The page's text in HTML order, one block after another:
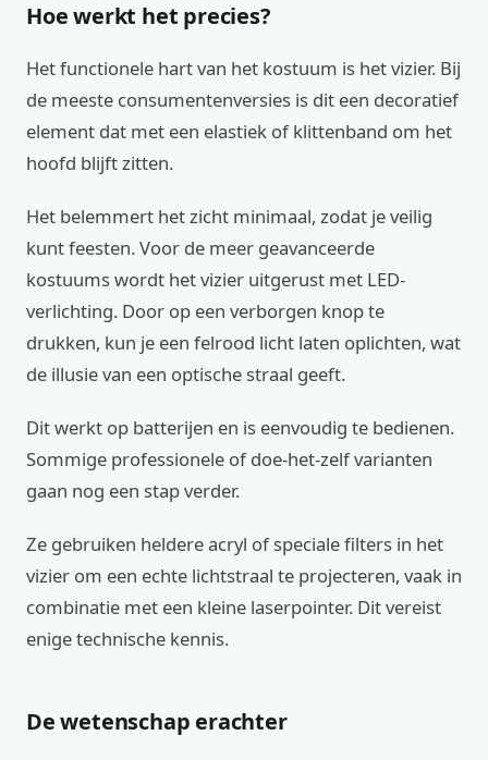
Hoe werkt het precies?
Het functionele hart van het kostuum is het vizier. Bij
de meeste consumentenversies is dit een decoratief
element dat met een elastiek of klittenband om het
hoofd blijft zitten.
Het belemmert het zicht minimaal, zodat je veilig
kunt feesten. Voor de meer geavanceerde
kostuums wordt het vizier uitgerust met LED-
verlichting. Door op een verborgen knop te
drukken, kun je een felrood licht laten oplichten, wat
de illusie van een optische straal geeft.
Dit werkt op batterijen en is eenvoudig te bedienen.
Sommige professionele of doe-het-zelf varianten
gaan nog een stap verder.
Ze gebruiken heldere acryl of speciale filters in het
vizier om een echte lichtstraal te projecteren, vaak in
combinatie met een kleine laserpointer. Dit vereist
enige technische kennis.
De wetenschap erachter